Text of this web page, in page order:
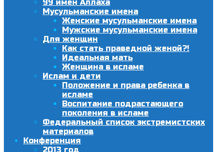
99 имен Аллаха
Мусульманские имена
Женские мусульманские имена
Мужские мусульманские имена
Для женщин
Как стать праведной женой?!
Идеальная мать
Женщина в исламе
Ислам и дети
Положение и права ребенка в
исламе
Воспитание подрастающего
поколения в исламе
Федеральный список экстремистских
материалов
Конференция
2013 год